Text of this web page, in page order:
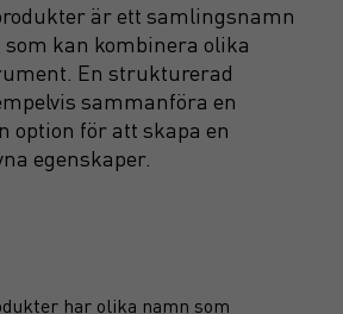
är ett samlingsnamn
kan kombinera olika
En strukturerad
sammanföra en
option för att skapa en
egenskaper.
har olika namn som